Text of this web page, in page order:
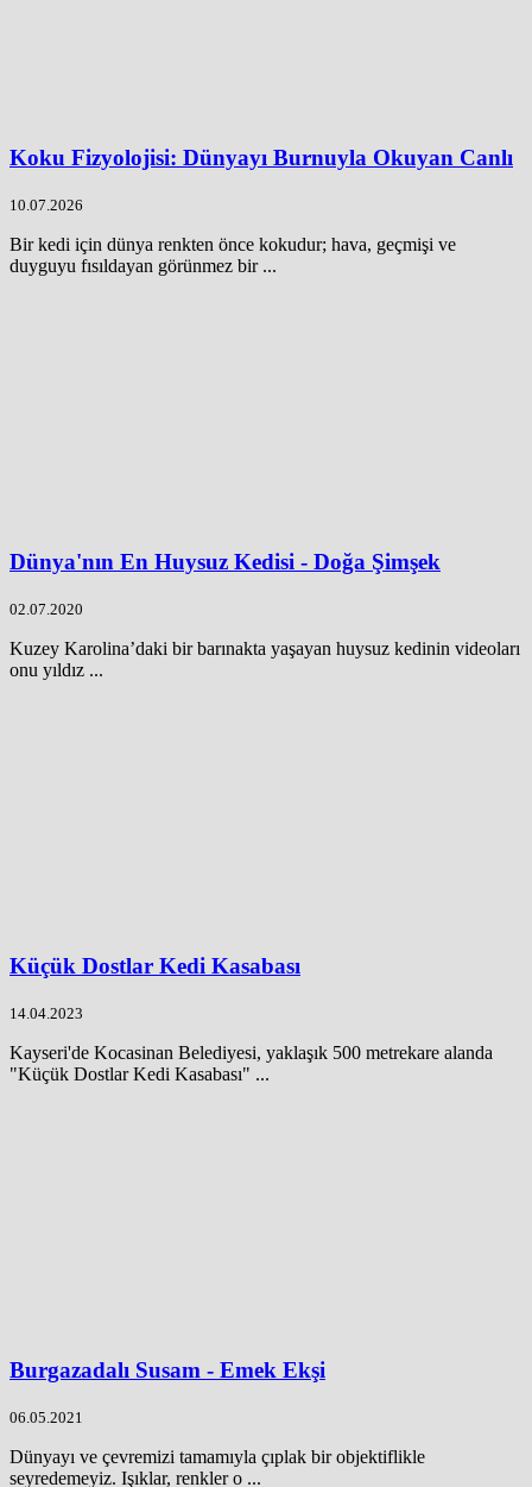
Koku Fizyolojisi: Dünyayı Burnuyla Okuyan Canlı
10.07.2026
Bir kedi için dünya renkten önce kokudur; hava, geçmişi ve
duyguyu fısıldayan görünmez bir ...
Dünya'nın En Huysuz Kedisi - Doğa Şimşek
02.07.2020
Kuzey Karolina’daki bir barınakta yaşayan huysuz kedinin videoları
onu yıldız ...
Küçük Dostlar Kedi Kasabası
14.04.2023
Kayseri'de Kocasinan Belediyesi, yaklaşık 500 metrekare alanda
"Küçük Dostlar Kedi Kasabası" ...
Burgazadalı Susam - Emek Ekşi
06.05.2021
Dünyayı ve çevremizi tamamıyla çıplak bir objektiflikle
seyredemeyiz. Işıklar, renkler o ...